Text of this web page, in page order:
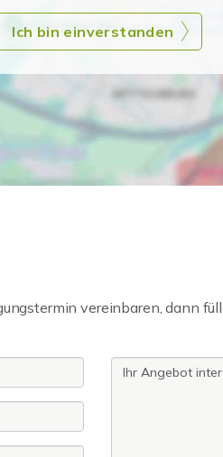
Ich bin einverstanden
vereinbaren, dann